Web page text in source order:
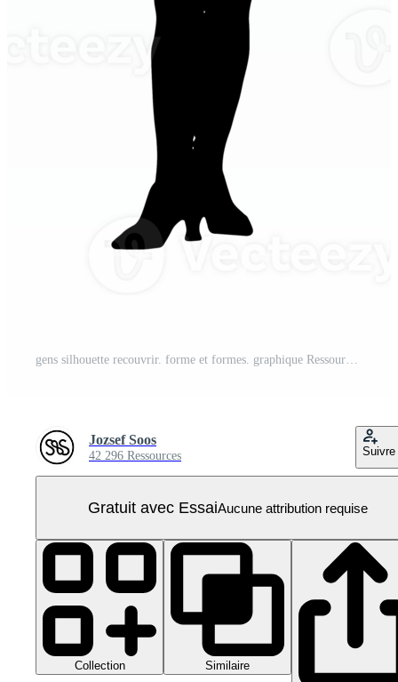
gens silhouette recouvrir. forme et formes. graphique Ressource et toile de fond. png PNG Pro
Jozsef Soos
42 296 Ressources Suivre
Gratuit avec EssaiAucune attribution requise
Collection Similaire